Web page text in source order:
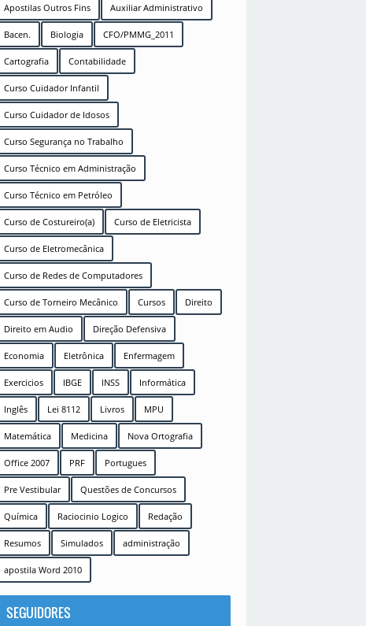
Apostilas Outros Fins Auxiliar Administrativo
Bacen. Biologia CFO/PMMG_2011
Cartografia Contabilidade
Curso Cuidador Infantil
Curso Cuidador de Idosos
Curso Segurança no Trabalho
Curso Técnico em Administração
Curso Técnico em Petróleo
Curso de Costureiro(a) Curso de Eletricista
Curso de Eletromecânica
Curso de Redes de Computadores
Curso de Torneiro Mecânico Cursos Direito
Direito em Audio Direção Defensiva
Economia Eletrônica Enfermagem
Exercicios IBGE INSS Informática
Inglês Lei 8112 Livros MPU
Matemática Medicina Nova Ortografia
Office 2007 PRF Portugues
Pre Vestibular Questões de Concursos
Química Raciocinio Logico Redação
Resumos Simulados administração
apostila Word 2010
SEGUIDORES